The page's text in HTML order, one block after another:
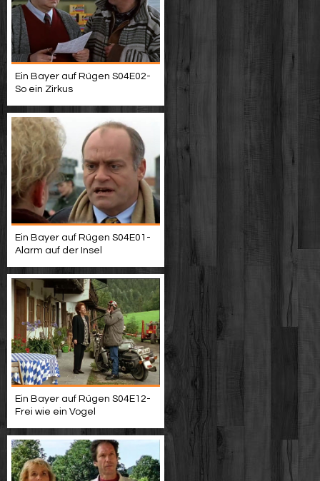
Ein Bayer auf Rügen S04E02-
So ein Zirkus
Ein Bayer auf Rügen S04E01-
Alarm auf der Insel
Ein Bayer auf Rügen S04E12-
Frei wie ein Vogel